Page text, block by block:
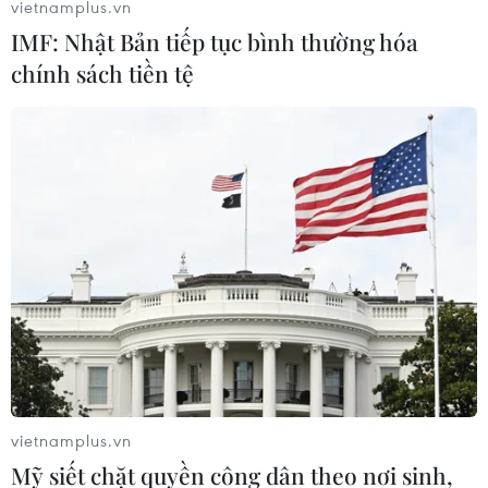
Án nặng cho kẻ tham gia vào vụ bắn người
trên phố Xã Đàn
19/01/2015 12:44
Tòa án Nhân dân thành phố Hà Nội đã mở phiên tòa
xét xử sơ thẩm đối với Dương Ngọc Quỳnh (29 tuổi, quê
ở Bắc Giang) về 2 tội giết người, hủy hoại tài sản.
vietnamplus.vn
IMF: Nhật Bản tiếp tục bình thường hóa
chính sách tiền tệ
vietnamplus.vn
Mỹ siết chặt quyền công dân theo nơi sinh,